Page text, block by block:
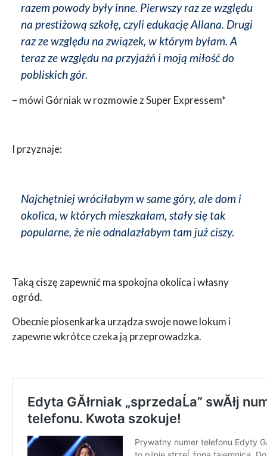
razem powody były inne. Pierwszy raz ze względu
na prestiżową szkołę, czyli edukację Allana. Drugi
raz ze względu na związek, w którym byłam. A
teraz ze względu na przyjaźń i moją miłość do
pobliskich gór.
– mówi Górniak w rozmowie z Super Expressem*
I przyznaje:
Najchętniej wróciłabym w same góry, ale dom i
okolica, w których mieszkałam, stały się tak
popularne, że nie odnalazłabym tam już ciszy.
Taką ciszę zapewnić ma spokojna okolica i własny
ogród.
Obecnie piosenkarka urządza swoje nowe lokum i
zapewne wkrótce czeka ją przeprowadzka.